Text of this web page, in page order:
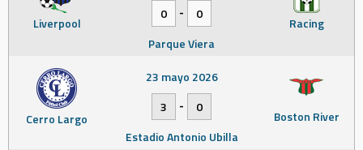
Liverpool Racing
0
-
0
Parque Viera
Cerro Largo Boston River
23 mayo 2026
3
-
0
Estadio Antonio Ubilla